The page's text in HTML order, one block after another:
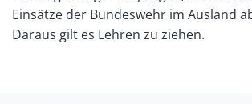
Einsätze der Bundeswehr im Ausland
Daraus gilt es Lehren zu ziehen.